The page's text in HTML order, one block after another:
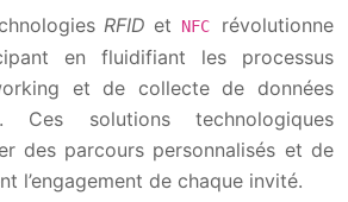
RFID et NFC révolutionne
en fluidifiant les processus
et de collecte de données
Ces solutions technologiques
des parcours personnalisés et de
l’engagement de chaque invité.